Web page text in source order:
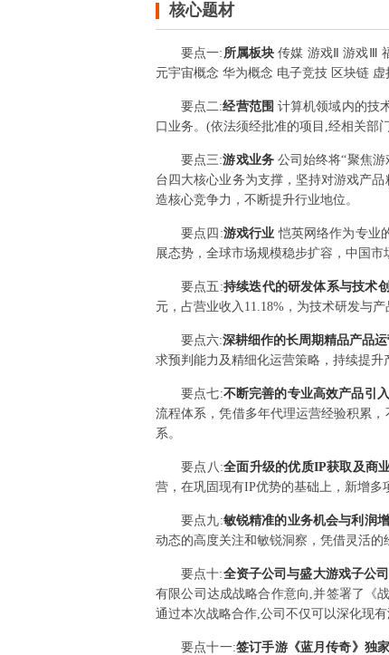
核心题材
要点一: 所属板块传媒 游戏Ⅱ 游戏Ⅲ
元宇宙概念 华为概念 电子竞技 区块链
要点二:经营范围计算机领域内的技
口业务。(依法须经批准的项目,经相关部
要点三:游戏业务 公司始终将“聚焦
台四大核心业务为支撑，坚持对游戏产
造核心竞争力，不断提升行业地位。
要点 四 :游戏行业恺英网络作为专业
展态势，全球市场规模稳步扩容，中国
要点五 :持续迭代的研发体系与技术
元，占营业收入11.18%，为技术研发与产
要点六:深耕细作的长周期精品产品
求预判能力及精细化运营策略，持续提升
要点七:不断完善的专业高效产品引
流程体系，凭借多年代理运营经验积累
系。
要点 八 :全面升级的优质IP获取及商
营，在巩固现有IP优势的基础上，新增多
要点九:敏锐精准的业务机会与利润
动态的高度关注和敏锐洞察，凭借灵活
要点十:全资子公司与盛大游戏子公
有限公司达成战略合作意向,并签署了《
通过本次战略合作,公司不仅可以深化现
要点十一:签订手游《蓝月传奇》独